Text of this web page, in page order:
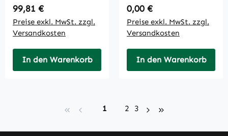
Regulärer Preis:
99,81 €
Preise exkl. MwSt. zzgl.
Versandkosten
In den Warenkorb
Regulärer Preis:
0,00 €
Preise exkl. MwSt. zzgl.
Versandkosten
In den Warenkorb
Seite
1 Seite
2 Seite
3